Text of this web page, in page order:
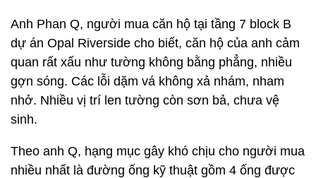
Anh Phan Q, người mua căn hộ tại tầng 7 block B
dự án Opal Riverside cho biết, căn hộ của anh cảm
quan rất xấu như tường không bằng phẳng, nhiều
gợn sóng. Các lỗi dặm vá không xả nhám, nham
nhở. Nhiều vị trí len tường còn sơn bả, chưa vệ
sinh.
Theo anh Q, hạng mục gây khó chịu cho người mua
nhiều nhất là đường ống kỹ thuật gồm 4 ống được